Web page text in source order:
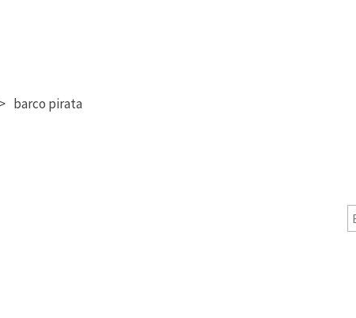
barco pirata